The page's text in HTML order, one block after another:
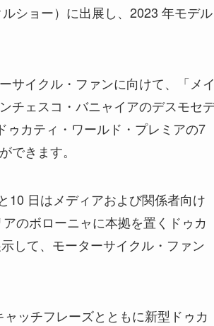
ショー）に出展し、2023 年モデル
サイクル・ファンに向けて、「メ
チェスコ・バニャイアのデスモセ
ゥカティ・ワールド・プレミアの7
できます。
10 日はメディアおよび関係者向け
のボローニャに本拠を置くドゥカ
して、モーターサイクル・ファン
ッチフレーズとともに新型ドゥカ